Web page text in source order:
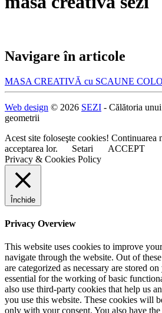
Navigare în articole
MASA CREATIVĂ cu SCAUNE
Web design © 2026 SEZI - Călătoria
geometrii
Acest site foloseşte cookies! Continuarea
acceptarea lor.
Setari
ACCEPT
Privacy & Cookies Policy
Închide
Privacy Overview
This website uses cookies to improve
navigate through the website. Out of
are categorized as necessary are stored
essential for the working of basic
also use third-party cookies that help us
you use this website. These cookies will
only with your consent. You also have